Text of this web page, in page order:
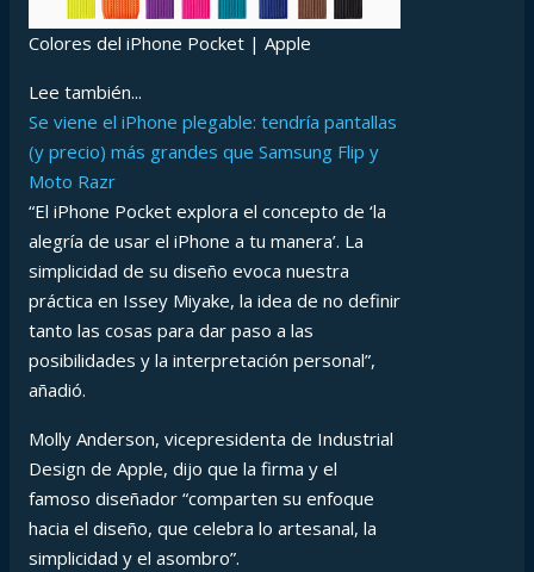
Colores del iPhone Pocket | Apple
Lee también...
Se viene el iPhone plegable: tendría pantallas
(y precio) más grandes que Samsung Flip y
Moto Razr
“El iPhone Pocket explora el concepto de ‘la
alegría de usar el iPhone a tu manera’. La
simplicidad de su diseño evoca nuestra
práctica en Issey Miyake, la idea de no definir
tanto las cosas para dar paso a las
posibilidades y la interpretación personal”,
añadió.
Molly Anderson, vicepresidenta de Industrial
Design de Apple, dijo que la firma y el
famoso diseñador “comparten su enfoque
hacia el diseño, que celebra lo artesanal, la
simplicidad y el asombro”.